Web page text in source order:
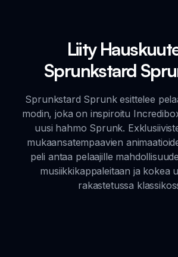
Liity
Sprunkstard
Sprunkstard Sprunk esittelee
modin, joka on inspiroitu
uusi hahmo Sprunk.
mukaansatempaavien
peli antaa pelaajille
musiikkikappaleitaan ja kokea
rakastetussa